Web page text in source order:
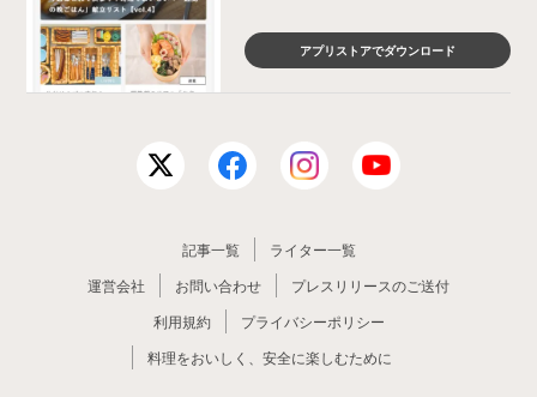
アプリストアでダウンロード
記事一覧
ライター一覧
運営会社
お問い合わせ
プレスリリースのご送付
利用規約
プライバシーポリシー
料理をおいしく、安全に楽しむために